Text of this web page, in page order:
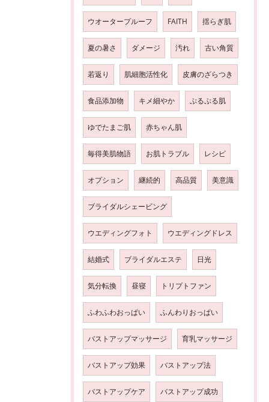
ウオータープルーフ FAITH 揺らぎ肌
夏の暑さ ダメージ 汚れ 古い角質
若返り 肌細胞活性化 皮膚のざらつき
食品添加物 キメ細やか ぷるぷる肌
ゆでたまご肌 赤ちゃん肌
毎得美肌物語 お肌トラブル レシピ
オプション 継続的 高品質 美意識
ブライダルシェービング
ウエディングフォト ウエディングドレス
結婚式 ブライダルエステ 日光
気分転換 昼寝 トリプトファン
ふわふわおっぱい ふんわりおっぱい
バストアップマッサージ 育乳マッサージ
バストアップ効果 バストアップ法
バストアップケア バストアップ成功